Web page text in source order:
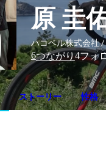
原 圭
ハコベル株式会
6つながり4フォ
ストーリー 性格